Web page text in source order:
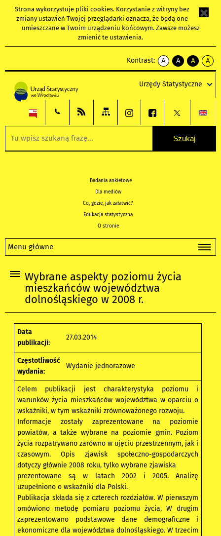
Strona wykorzystuje pliki cookies. Korzystanie z witryny bez
zmiany ustawień Twojej przeglądarki oznacza, że będą one
umieszczane w Twoim urządzeniu końcowym. Zawsze możesz
zmienić te ustawienia.
Kontrast:
A
kontrast
A
kontrast
tekst
czarnym
A
kontrast
tekst
czarnym
A
tekst
żółtym
Urzędy Statystyczne
Badania ankietowe
Dla mediów
Co, gdzie, jak załatwić?
Edukacja statystyczna
O stronie
Menu główne
Wybrane aspekty poziomu życia
mieszkańców województwa
dolnośląskiego w 2008 r.
Data
publikacji:
27.03.2014
Częstotliwość
wydania:
Wydanie jednorazowe
Celem publikacji jest charakterystyka poziomu i
warunków życia mieszkańców województwa w oparciu o
wskaźniki, w tym wskaźniki zrównoważonego rozwoju.
Informacje zostały zaprezentowane na poziomie
powiatów, a także wybrane na poziomie gmin. Poziom
życia rozpatrywano zarówno w ujęciu przestrzennym, jak i
czasowym. Opis zjawisk społeczno-gospodarczych
dotyczy głównie 2008 roku, tylko wybrane zjawiska
prezentowane są w latach 2002 i 2005. Analizę
uzupełniono o wskaźniki dla Polski.
Publikacja składa się z czterech rozdziałów. W pierwszym
omówiono metodę pomiaru poziomu życia. W drugim
zaprezentowano podstawowe dane demograficzne i
ekonomiczne dla województwa dolnośląskiego. W trzecim